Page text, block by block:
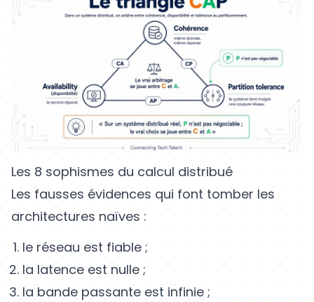
Les 8 sophismes du calcul distribué
Les fausses évidences qui font tomber les
architectures naïves :
le réseau est fiable ;
la latence est nulle ;
la bande passante est infinie ;